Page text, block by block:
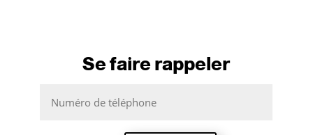
Se faire rappeler